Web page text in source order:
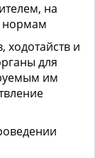
на
нормам
ходотайств и
для
им